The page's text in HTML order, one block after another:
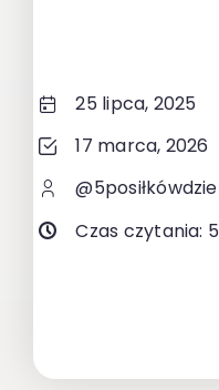
25 lipca, 2025
17 marca, 2026
Czas czytania: